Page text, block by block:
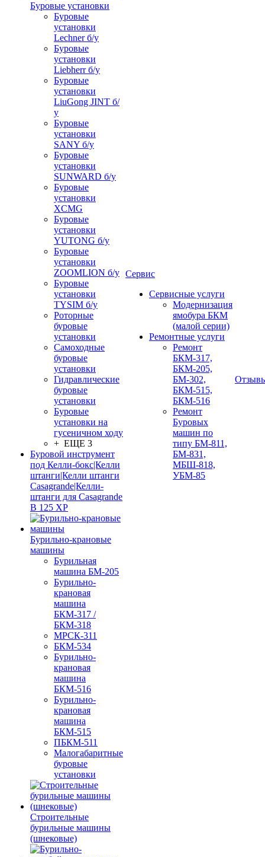
Буровые установки
Буровые
установки
Lechner б/у
Буровые
установки
Liebherr б/у
Буровые
установки
LiuGong JINT б/
у
Буровые
установки
SANY б/у
Буровые
установки
SUNWARD б/у
Буровые
установки
XCMG
Буровые
установки
YUTONG б/у
Буровые
установки
ZOOMLION б/у
Буровые
установки
TYSIM б/у
Роторные
буровые
установки
Самоходные
буровые
установки
Гидравлические
буровые
установки
Буровые
установки на
гусеничном ходу
+ ЕЩЕ 3
Буровой инструмент
под Келли-бокс|Келли
штанги|Келли штанги
Casagrande|Келли-
штанги для Casagrande
B 125 XP
Бурильно-крановые
машины
Бурильная
машина БМ-205
Бурильно-
крановая
машина
БКМ-317 /
БКМ-318
МРСК-311
БКМ-534
Бурильно-
крановая
машина
БКМ-516
Бурильно-
крановая
машина
БКМ-515
ПБКМ-511
Малогабаритные
буровые
установки
Строительные
бурильные машины
(шнековые)
Сервис
Сервисные услуги
Модернизация
ямобура БКМ
(малой серии)
Ремонтные услуги
Ремонт
БКМ-317,
БКМ-205,
БМ-302,
БКМ-515,
БКМ-516
Ремонт
Буровых
машин по
типу БМ-811,
БМ-831,
МБШ-818,
УБМ-85